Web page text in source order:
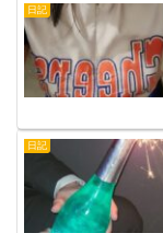
日記
日記